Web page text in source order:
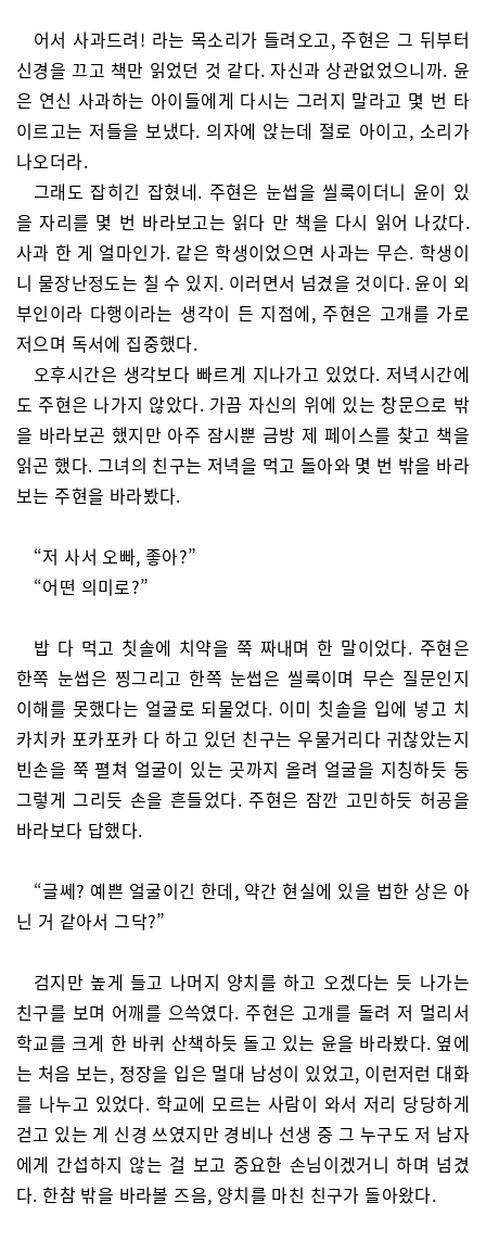
어서 사과드려! 라는 목소리가 들려오고, 주현은 그 뒤부터
신경을 끄고 책만 읽었던 것 같다. 자신과 상관없었으니까. 윤
은 연신 사과하는 아이들에게 다시는 그러지 말라고 몇 번 타
이르고는 저들을 보냈다. 의자에 앉는데 절로 아이고, 소리가
나오더라.
그래도 잡히긴 잡혔네. 주현은 눈썹을 씰룩이더니 윤이 있
을 자리를 몇 번 바라보고는 읽다 만 책을 다시 읽어 나갔다.
사과 한 게 얼마인가. 같은 학생이었으면 사과는 무슨. 학생이
니 물장난정도는 칠 수 있지. 이러면서 넘겼을 것이다. 윤이 외
부인이라 다행이라는 생각이 든 지점에, 주현은 고개를 가로
저으며 독서에 집중했다.
오후시간은 생각보다 빠르게 지나가고 있었다. 저녁시간에
도 주현은 나가지 않았다. 가끔 자신의 위에 있는 창문으로 밖
을 바라보곤 했지만 아주 잠시뿐 금방 제 페이스를 찾고 책을
읽곤 했다. 그녀의 친구는 저녁을 먹고 돌아와 몇 번 밖을 바라
보는 주현을 바라봤다.
“저 사서 오빠, 좋아?”
“어떤 의미로?”
밥 다 먹고 칫솔에 치약을 쭉 짜내며 한 말이었다. 주현은
한쪽 눈썹은 찡그리고 한쪽 눈썹은 씰룩이며 무슨 질문인지
이해를 못했다는 얼굴로 되물었다. 이미 칫솔을 입에 넣고 치
카치카 포카포카 다 하고 있던 친구는 우물거리다 귀찮았는지
빈손을 쭉 펼쳐 얼굴이 있는 곳까지 올려 얼굴을 지칭하듯 둥
그렇게 그리듯 손을 흔들었다. 주현은 잠깐 고민하듯 허공을
바라보다 답했다.
“글쎄? 예쁜 얼굴이긴 한데, 약간 현실에 있을 법한 상은 아
닌 거 같아서 그닥?”
검지만 높게 들고 나머지 양치를 하고 오겠다는 듯 나가는
친구를 보며 어깨를 으쓱였다. 주현은 고개를 돌려 저 멀리서
학교를 크게 한 바퀴 산책하듯 돌고 있는 윤을 바라봤다. 옆에
는 처음 보는, 정장을 입은 멀대 남성이 있었고, 이런저런 대화
를 나누고 있었다. 학교에 모르는 사람이 와서 저리 당당하게
걷고 있는 게 신경 쓰였지만 경비나 선생 중 그 누구도 저 남자
에게 간섭하지 않는 걸 보고 중요한 손님이겠거니 하며 넘겼
다. 한참 밖을 바라볼 즈음, 양치를 마친 친구가 돌아왔다.